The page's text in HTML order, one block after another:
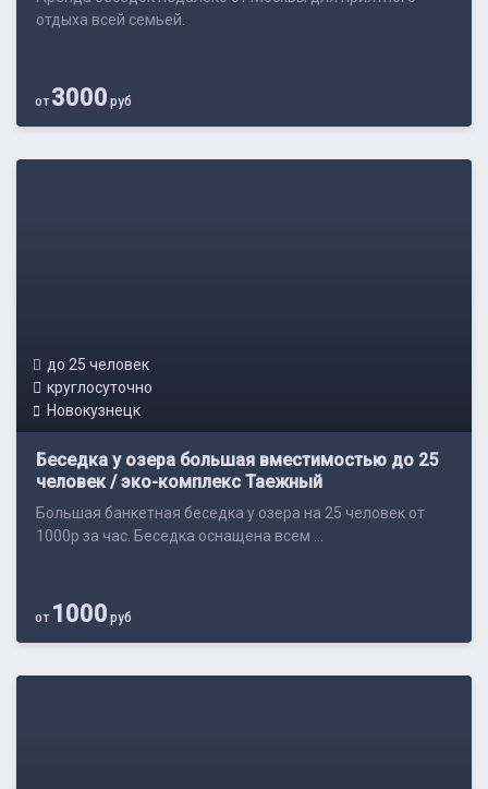
отдыха всей семьей.
от3000 руб
до 25 человек
круглосуточно
Новокузнецк
Беседка у озера большая вместимостью до 25
человек / эко-комплекс Таежный
Большая банкетная беседка у озера на 25 человек от
1000р за час. Беседка оснащена всем ...
от 1000 руб